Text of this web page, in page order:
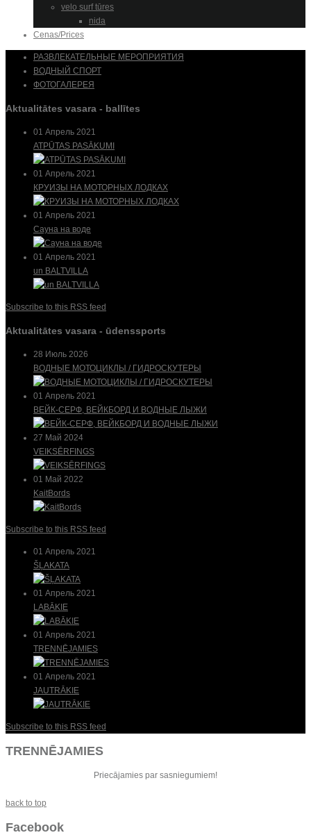
velo surf tūres
nida
Cenas/Prices
РАЗВЛЕКАТЕЛЬНЫЕ МЕРОПРИЯТИЯ
ВОДНЫЙ СПОРТ
ФОТОГАЛЕРЕЯ
Aktualitātes vasara - ballītes
01 Апрель 2021
ATPŪTAS PASĀKUMI
01 Апрель 2021
КРУИЗЫ НА МОТОРНЫХ ЛОДКАХ
01 Апрель 2021
Сауна на воде
01 Апрель 2021
un BALTVILLA
Subscribe to this RSS feed
Aktualitātes vasara - ūdenssports
28 Июль 2026
ВОДНЫЕ МОТОЦИКЛЫ / ГИДРОСКУТЕРЫ
01 Апрель 2021
ВЕЙК-СЕРФ, ВЕЙКБОРД И ВОДНЫЕ ЛЫЖИ
27 Май 2024
VEIKSĒRFINGS
01 Май 2022
KaitBords
Subscribe to this RSS feed
01 Апрель 2021
ŠĻAKATA
01 Апрель 2021
LABĀKIE
01 Апрель 2021
TRENNĒJAMIES
01 Апрель 2021
JAUTRĀKIE
Subscribe to this RSS feed
TRENNĒJAMIES
Priecājamies par sasniegumiem!
back to top
Facebook